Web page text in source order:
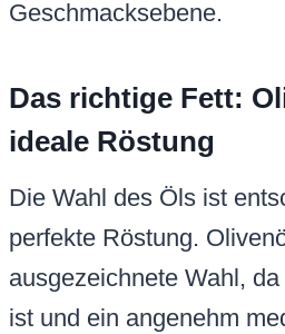
Geschmacksebene.
Das richtige Fett:
ideale Röstung
Die Wahl des Öls ist
perfekte Röstung.
ausgezeichnete Wahl,
ist und ein angenehm